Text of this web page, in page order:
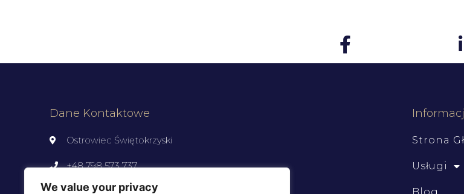
We value your privacy
Dane Kontaktowe
Ostrowiec Świętokrzyski
+48 798 573 737
kontakt@prawnikostrowiec.pl
Strona
Usługi